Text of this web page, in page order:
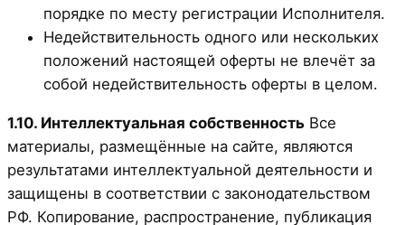
порядке по месту регистрации Исполнителя.
Недействительность одного или нескольких
положений настоящей оферты не влечёт за
собой недействительность оферты в целом.
1.10. Интеллектуальная собственность Все
материалы, размещённые на сайте, являются
результатами интеллектуальной деятельности и
защищены в соответствии с законодательством
РФ. Копирование, распространение, публикация